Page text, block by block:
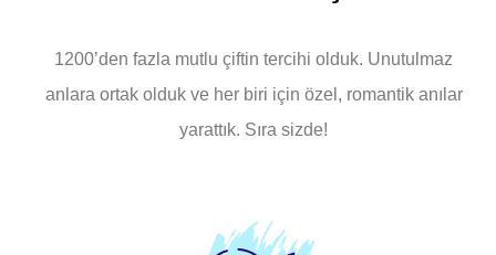
1200’den fazla mutlu çiftin tercihi olduk. Unutulmaz
anlara ortak olduk ve her biri için özel, romantik anılar
yarattık. Sıra sizde!